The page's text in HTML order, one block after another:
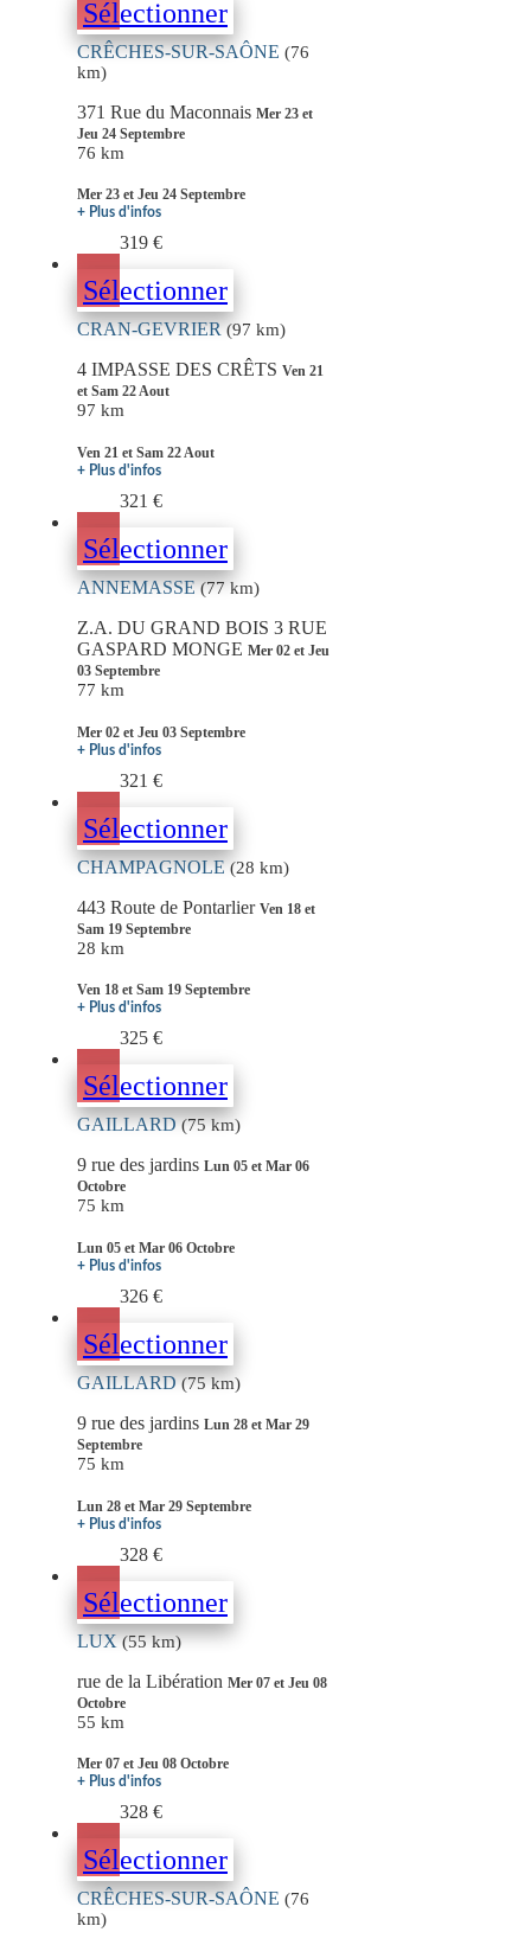
Sélectionner
CRÊCHES-SUR-SAÔNE (76
km)
371 Rue du Maconnais Mer 23 et
Jeu 24 Septembre
76 km
Mer 23 et Jeu 24 Septembre
+ Plus d'infos
319 €
Sélectionner
CRAN-GEVRIER(97 km)
4 IMPASSE DES CRÊTS Ven 21
et Sam 22 Aout
97 km
Ven 21 et Sam 22 Aout
+ Plus d'infos
321 €
Sélectionner
ANNEMASSE(77 km)
Z.A. DU GRAND BOIS 3 RUE
GASPARD MONGE Mer 02 et Jeu
03 Septembre
77 km
Mer 02 et Jeu 03 Septembre
+ Plus d'infos
321 €
Sélectionner
CHAMPAGNOLE(28 km)
443 Route de Pontarlier Ven 18 et
Sam 19 Septembre
28 km
Ven 18 et Sam 19 Septembre
+ Plus d'infos
325 €
Sélectionner
GAILLARD(75 km)
9 rue des jardins Lun 05 et Mar 06
Octobre
75 km
Lun 05 et Mar 06 Octobre
+ Plus d'infos
326 €
Sélectionner
GAILLARD(75 km)
9 rue des jardins Lun 28 et Mar 29
Septembre
75 km
Lun 28 et Mar 29 Septembre
+ Plus d'infos
328 €
Sélectionner
LUX(55 km)
rue de la Libération Mer 07 et Jeu 08
Octobre
55 km
Mer 07 et Jeu 08 Octobre
+ Plus d'infos
328 €
Sélectionner
CRÊCHES-SUR-SAÔNE (76
km)